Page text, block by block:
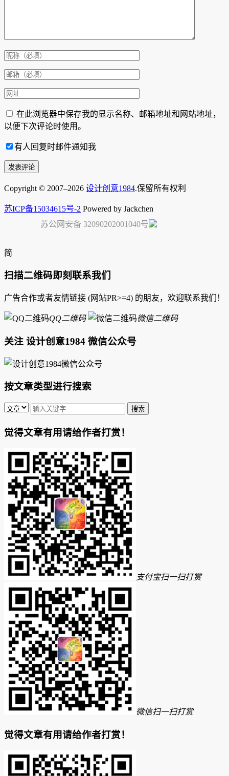
在此浏览器中保存我的显示名称、邮箱地址和网站地址，
以便下次评论时使用。
有人回复时邮件通知我
Copyright © 2007–2026 设计创意1984.保留所有权利
苏ICP备15034615号-2 Powered by Jackchen
苏公网安备 32090202001040号
简
扫描二维码即刻联系我们
广告合作或者友情链接 (网站PR>=4) 的朋友，欢迎联系我们！
QQ二维码 微信二维码
关注 设计创意1984 微信公众号
按文章类型进行搜索
觉得文章有用请给作者打赏！
支付宝扫一扫打赏
微信扫一扫打赏
觉得文章有用请给作者打赏！